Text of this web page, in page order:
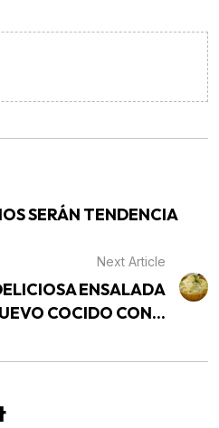
SERÁN TENDENCIA
Next Article
ENSALADA
COCIDO CON...